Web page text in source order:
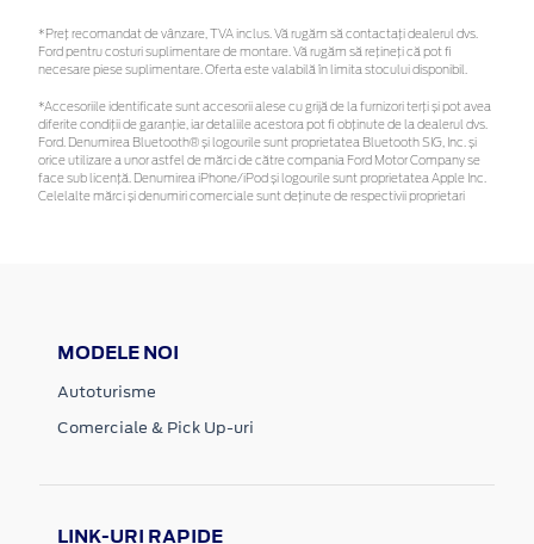
*Preţ recomandat de vânzare, TVA inclus. Vă rugăm să contactaţi dealerul dvs.
Ford pentru costuri suplimentare de montare. Vă rugăm să rețineți că pot fi
necesare piese suplimentare. Oferta este valabilă în limita stocului disponibil.
*Accesoriile identificate sunt accesorii alese cu grijă de la furnizori terți și pot avea
diferite condiții de garanție, iar detaliile acestora pot fi obținute de la dealerul dvs.
Ford. Denumirea Bluetooth® și logourile sunt proprietatea Bluetooth SIG, Inc. și
orice utilizare a unor astfel de mărci de către compania Ford Motor Company se
face sub licență. Denumirea iPhone/iPod și logourile sunt proprietatea Apple Inc.
Celelalte mărci și denumiri comerciale sunt deținute de respectivii proprietari
MODELE NOI
Autoturisme
Comerciale & Pick Up-uri
LINK-URI RAPIDE